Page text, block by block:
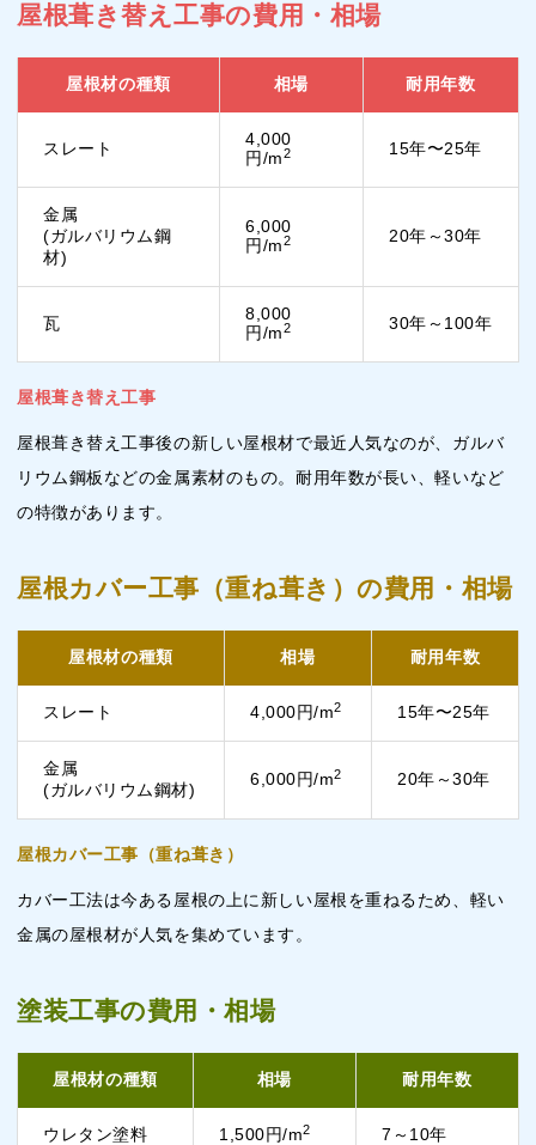
屋根葺き替え工事の費用・相場
屋根材の種類 相場 耐用年数
スレート
4,000
円/m2 15年〜25年
金属
(ガルバリウム鋼
材)
6,000
円/m2 20年～30年
瓦
8,000
円/m2 30年～100年
屋根葺き替え工事
屋根葺き替え工事後の新しい屋根材で最近人気なのが、ガルバ
リウム鋼板などの金属素材のもの。耐用年数が長い、軽いなど
の特徴があります。
屋根カバー工事（重ね葺き）の費用・相場
屋根材の種類 相場 耐用年数
スレート 4,000円/m2 15年〜25年
金属
(ガルバリウム鋼材)
6,000円/m2 20年～30年
屋根カバー工事（重ね葺き）
カバー工法は今ある屋根の上に新しい屋根を重ねるため、軽い
金属の屋根材が人気を集めています。
塗装工事の費用・相場
屋根材の種類 相場 耐用年数
ウレタン塗料 1,500円/m2 7～10年